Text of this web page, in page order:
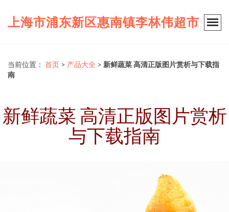
上海市浦东新区惠南镇李林伟超市
当前位置： 首页 > 产品大全 > 新鲜蔬菜 高清正版图片赏析与下载指
南
新鲜蔬菜 高清正版图片赏析
与下载指南